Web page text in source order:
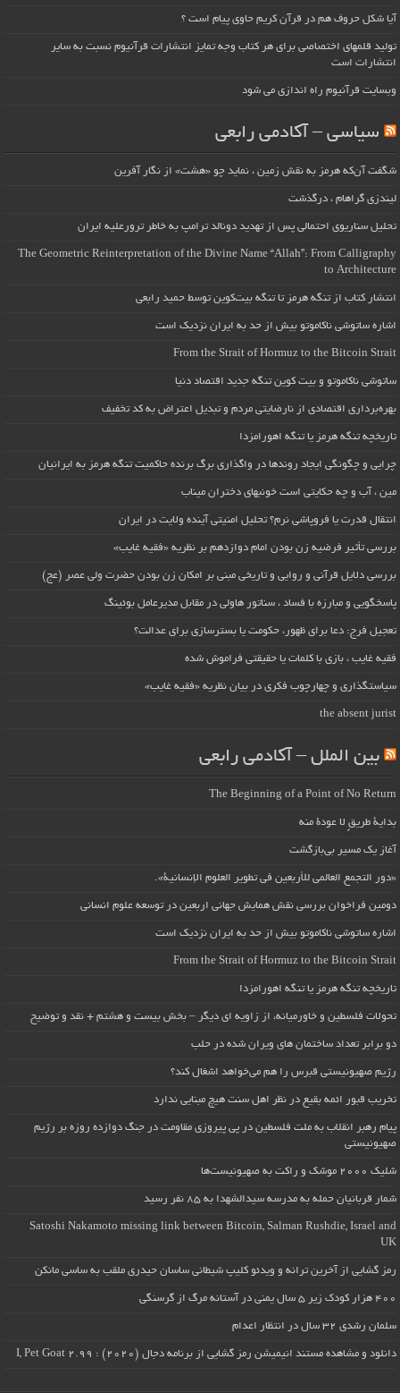
آیا شکل حروف هم در قرآن کریم حاوی پیام است ؟
تولید قلمهای اختصاصی برای هر کتاب وجه تمایز انتشارات قرآنیوم نسبت به سایر
انتشارات است
وبسایت قرآنیوم راه اندازی می شود
سیاسی – آکادمی رابعی
شگفت آن‌که هرمز به نقش زمین ، نماید چو «هشت» از نگار آفرین
لیندزی گراهام ، درگذشت
تحلیل سناریوی احتمالی پس از تهدید دونالد ترامپ به خاطر ترورعلیه ایران
The Geometric Reinterpretation of the Divine Name “Allah”: From Calligraphy
to Architecture
انتشار کتاب از تنگه هرمز تا تنگه بیت‌کوین توسط حمید رابعی
اشاره ساتوشی ناکاموتو بیش از حد به ایران نزدیک است
From the Strait of Hormuz to the Bitcoin Strait
ساتوشی ناکاموتو و بیت کوین تنگه جدید اقتصاد دنیا
بهره‌برداری اقتصادی از نارضایتی مردم و تبدیل اعتراض به کد تخفیف
تاریخچه تنگه هرمز یا تنگه اهورامزدا
چرایی و چگونگی ایجاد روندها در واگذاری برگ برنده حاکمیت تنگه هرمز به ایرانیان
مین ، آب و چه حکایتی است خونبهای دختران میناب
انتقال قدرت یا فروپاشی نرم؟ تحلیل امنیتی آینده ولایت در ایران
بررسی تأثیر فرضیه زن بودن امام دوازدهم بر نظریه «فقیه غایب»
بررسی دلایل قرآنی و روایی و تاریخی مبنی بر امکان زن بودن حضرت ولی عصر (عج)
پاسخگویی و مبارزه با فساد ، سناتور هاولی در مقابل مدیرعامل بوئینگ
تعجیل فرج: دعا برای ظهور، حکومت یا بسترسازی برای عدالت؟
فقیه غایب ، بازی با کلمات یا حقیقتی فراموش شده
سیاستگذاری و چهارچوب فکری در بیان نظریه «فقیه غایب»
the absent jurist
بین الملل – آکادمی رابعی
The Beginning of a Point of No Return
بداية طريقٍ لا عودة منه
آغاز یک مسیر بی‌بازگشت
«دور التجمع العالمي للأربعين في تطوير العلوم الإنسانية».
دومین فراخوان بررسی نقش همایش جهانی اربعین در توسعه علوم انسانی
اشاره ساتوشی ناکاموتو بیش از حد به ایران نزدیک است
From the Strait of Hormuz to the Bitcoin Strait
تاریخچه تنگه هرمز یا تنگه اهورامزدا
تحولات فلسطین و خاورمیانه، از زاویه ای دیگر – بخش بیست و هشتم + نقد و توضیح
دو برابر تعداد ساختمان های ویران شده در حلب
رژیم صهیونیستی قبرس را هم می‌خواهد اشغال کند؟
تخریب قبور ائمه بقیع در نظر اهل سنت هیچ مبنایی ندارد
پیام رهبر انقلاب به ملت فلسطین در پی پیروزی مقاومت در جنگ دوازده روزه بر رژیم
صهیونیستی
شلیک ۲۰۰۰ موشک و راکت به صهیونیست‌ها
شمار قربانیان حمله به مدرسه سیدالشهدا به ۸۵ نفر رسید
Satoshi Nakamoto missing link between Bitcoin, Salman Rushdie, Israel and
UK
رمز گشایی از آخرین ترانه و ویدئو کلیپ شیطانی ساسان حیدری ملقب به ساسی مانکن
۴۰۰ هزار کودک زیر ۵ سال یمنی در آستانه مرگ از گرسنگی
سلمان رشدی ۳۲ سال در انتظار اعدام
دانلود و مشاهده مستند انیمیشن رمز گشایی از برنامه دجال (۲۰۲۰) : I, Pet Goat 2.99